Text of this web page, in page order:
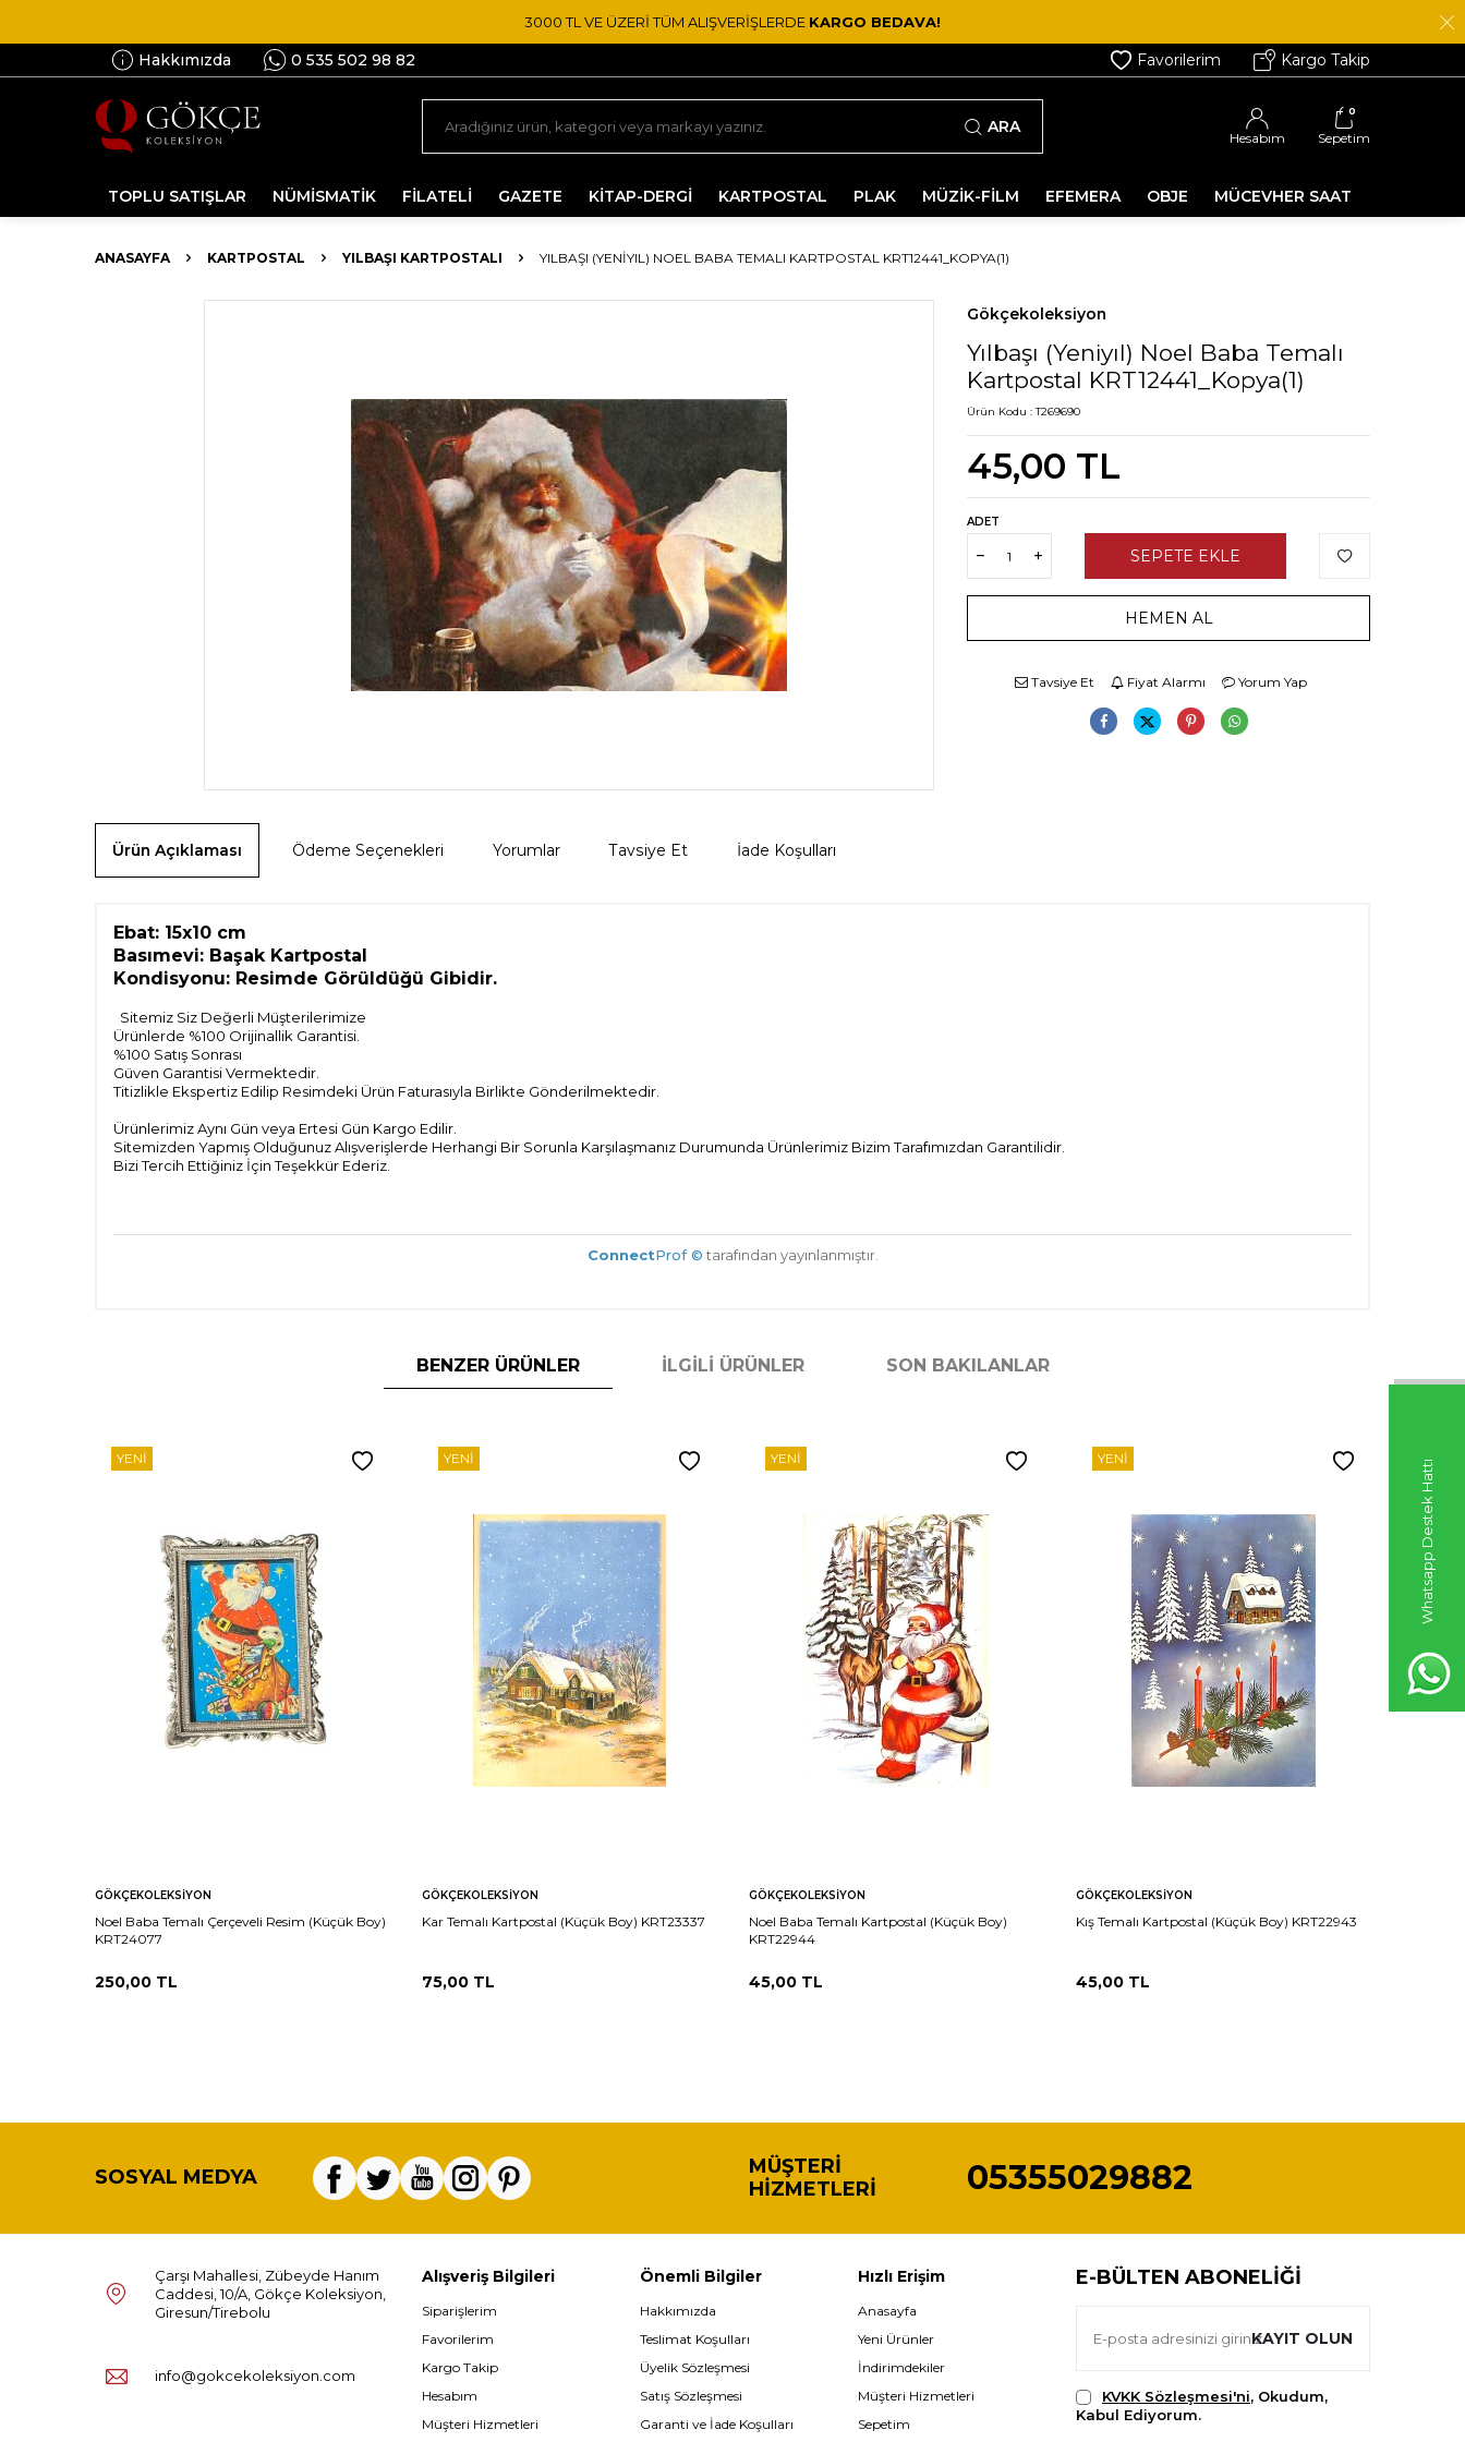
Whatsapp Destek Hattı
3000 TL VE ÜZERİ TÜM ALIŞVERİŞLERDE KARGO BEDAVA!
Hakkımızda 0 535 502 98 82 Favorilerim Kargo Takip
ARA
Hesabım
0
Sepetim
TOPLU SATIŞLAR NÜMİSMATİK FİLATELİ GAZETE KİTAP-DERGİ KARTPOSTAL PLAK MÜZİK-FİLM EFEMERA OBJE MÜCEVHER SAAT
ANASAYFA KARTPOSTAL YILBAŞI KARTPOSTALI YILBAŞI (YENIYIL) NOEL BABA TEMALI KARTPOSTAL KRT12441_KOPYA(1)
Gökçekoleksiyon
Yılbaşı (Yeniyıl) Noel Baba Temalı
Kartpostal KRT12441_Kopya(1)
Ürün Kodu :T269690
45,00 TL
ADET
SEPETE EKLE
HEMEN AL
Tavsiye Et Fiyat Alarmı Yorum Yap
Ürün Açıklaması Ödeme Seçenekleri Yorumlar Tavsiye Et İade Koşulları
Ebat: 15x10 cm
Basımevi: Başak Kartpostal
Kondisyonu: Resimde Görüldüğü Gibidir.
Sitemiz Siz Değerli Müşterilerimize
Ürünlerde %100 Orijinallik Garantisi.
%100 Satış Sonrası
Güven Garantisi Vermektedir.
Titizlikle Ekspertiz Edilip Resimdeki Ürün Faturasıyla Birlikte Gönderilmektedir.
Ürünlerimiz Aynı Gün veya Ertesi Gün Kargo Edilir.
Sitemizden Yapmış Olduğunuz Alışverişlerde Herhangi Bir Sorunla Karşılaşmanız Durumunda Ürünlerimiz Bizim Tarafımızdan Garantilidir.
Bizi Tercih Ettiğiniz İçin Teşekkür Ederiz.
ConnectProf © tarafından yayınlanmıştır.
BENZER ÜRÜNLER İLGILI ÜRÜNLER SON BAKILANLAR
YENI
GÖKÇEKOLEKSIYON
Noel Baba Temalı Çerçeveli Resim (Küçük Boy)
KRT24077
250,00 TL
YENI
GÖKÇEKOLEKSIYON
Kar Temalı Kartpostal (Küçük Boy) KRT23337
75,00 TL
YENI
GÖKÇEKOLEKSIYON
Noel Baba Temalı Kartpostal (Küçük Boy)
KRT22944
45,00 TL
YENI
GÖKÇEKOLEKSIYON
Kış Temalı Kartpostal (Küçük Boy) KRT22943
45,00 TL
YENI
SOSYAL MEDYA
MÜŞTERI
HIZMETLERI
05355029882
Çarşı Mahallesi, Zübeyde Hanım
Caddesi, 10/A, Gökçe Koleksiyon,
Giresun/Tirebolu
info@gokcekoleksiyon.com
Alışveriş Bilgileri
Siparişlerim
Favorilerim
Kargo Takip
Hesabım
Müşteri Hizmetleri
Önemli Bilgiler
Hakkımızda
Teslimat Koşulları
Üyelik Sözleşmesi
Satış Sözleşmesi
Garanti ve İade Koşulları
Hızlı Erişim
Anasayfa
Yeni Ürünler
İndirimdekiler
Müşteri Hizmetleri
Sepetim
E-BÜLTEN ABONELIĞI
KAYIT OLUN
KVKK Sözleşmesi'ni, Okudum,
Kabul Ediyorum.